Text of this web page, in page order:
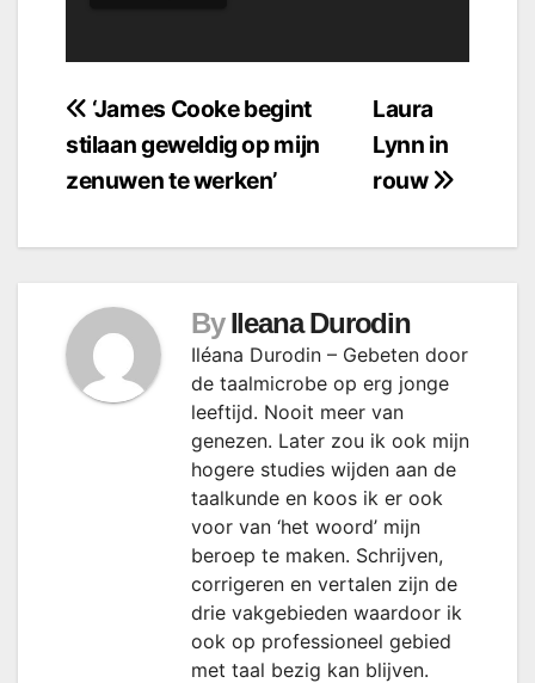
Bericht
navigatie
Laura
Lynn in
rouw
‘James Cooke begint
stilaan geweldig op mijn
zenuwen te werken’
By Ileana Durodin
Iléana Durodin – Gebeten door
de taalmicrobe op erg jonge
leeftijd. Nooit meer van
genezen. Later zou ik ook mijn
hogere studies wijden aan de
taalkunde en koos ik er ook
voor van ‘het woord’ mijn
beroep te maken. Schrijven,
corrigeren en vertalen zijn de
drie vakgebieden waardoor ik
ook op professioneel gebied
met taal bezig kan blijven.